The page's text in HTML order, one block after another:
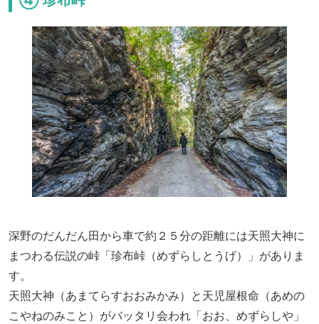
深野のだんだん田から車で約２５分の距離には天照大神に
まつわる伝説の峠「珍布峠（めずらしとうげ）」がありま
す。
天照大神（あまてらすおおみかみ）と天児屋根命（あめの
こやねのみこと）がバッタリ会われ「おお、めずらしや」